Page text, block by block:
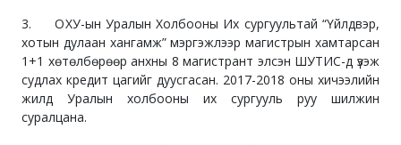
3. ОХУ-ын Уралын Холбооны Их сургуультай “Үйлдвэр,
хотын дулаан хангамж” мэргэжлээр магистрын хамтарсан
1+1 хөтөлбөрөөр анхны 8 магистрант элсэн ШУТИС-д үзэж
судлах кредит цагийг дуусгасан. 2017-2018 оны хичээлийн
жилд Уралын холбооны их сургууль руу шилжин
суралцана.